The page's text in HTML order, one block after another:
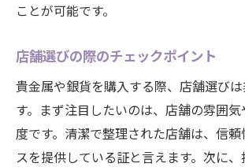
ことが可能です。
店舗選びの際のチェックポイント
貴金属や銀貨を購入する際、店舗選び
す。まず注目したいのは、店舗の雰囲
度です。清潔で整理された店舗は、信
スを提供している証と言えます。次に